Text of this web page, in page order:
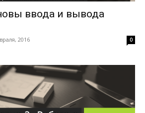
ввода и вывода
2016 0